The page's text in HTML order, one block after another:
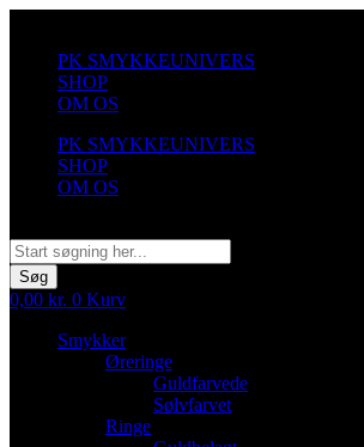
indholdPK SMYKKEUNIVERS
SHOP
OM OS
PK SMYKKEUNIVERS
SHOP
OM OS
Søg
0,00 kr. 0 Kurv
Smykker
Øreringe
Guldfarvede
Sølvfarvet
Ringe